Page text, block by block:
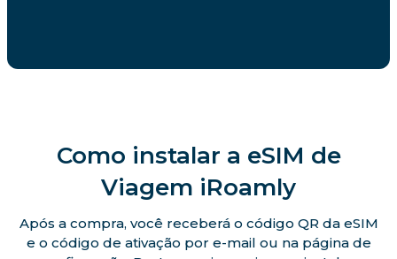
Como instalar a eSIM de
Viagem iRoamly
Após a compra, você receberá o código QR da eSIM
e o código de ativação por e-mail ou na página de